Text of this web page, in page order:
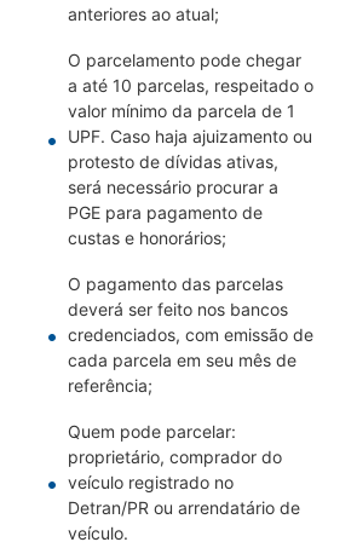
anteriores ao atual;
O parcelamento pode chegar
a até 10 parcelas, respeitado o
valor mínimo da parcela de 1
UPF. Caso haja ajuizamento ou
protesto de dívidas ativas,
será necessário procurar a
PGE para pagamento de
custas e honorários;
O pagamento das parcelas
deverá ser feito nos bancos
credenciados, com emissão de
cada parcela em seu mês de
referência;
Quem pode parcelar:
proprietário, comprador do
veículo registrado no
Detran/PR ou arrendatário de
veículo.